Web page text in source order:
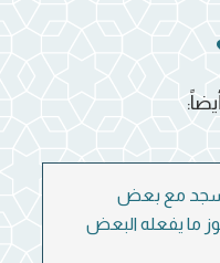
مع بعض
ما يفعله البعض